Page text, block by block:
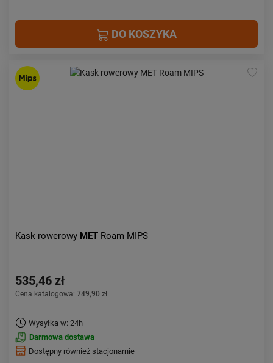
DO KOSZYKA
Kask rowerowy MET Roam MIPS
535,46 zł
Cena katalogowa: 749,90 zł
Wysyłka w: 24h
Darmowa dostawa
Dostępny również stacjonarnie